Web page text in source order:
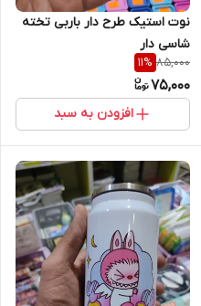
نوت استیک طرح دار باربی تخته
شاسی دار
85,000
11%
75,000
افزودن به سبد